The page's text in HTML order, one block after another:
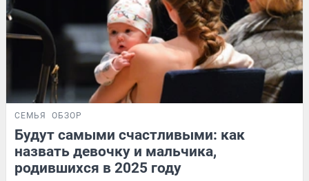
СЕМЬЯ ОБЗОР
Будут самыми счастливыми: как
назвать девочку и мальчика,
родившихся в 2025 году